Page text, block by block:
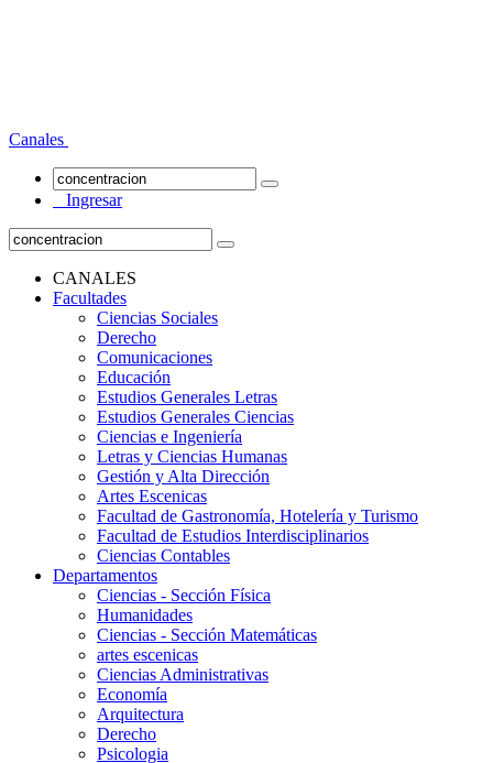
Canales
Ingresar
CANALES
Facultades
Ciencias Sociales
Derecho
Comunicaciones
Educación
Estudios Generales Letras
Estudios Generales Ciencias
Ciencias e Ingeniería
Letras y Ciencias Humanas
Gestión y Alta Dirección
Artes Escenicas
Facultad de Gastronomía, Hotelería y Turismo
Facultad de Estudios Interdisciplinarios
Ciencias Contables
Departamentos
Ciencias - Sección Física
Humanidades
Ciencias - Sección Matemáticas
artes escenicas
Ciencias Administrativas
Economía
Arquitectura
Derecho
Psicologia